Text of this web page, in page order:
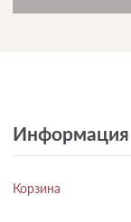
Информация
Корзина